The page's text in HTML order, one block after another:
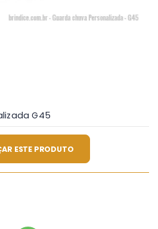
G45
ESTE PRODUTO